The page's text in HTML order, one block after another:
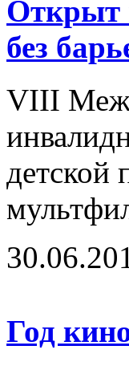
Открыт
без
VIII
Год